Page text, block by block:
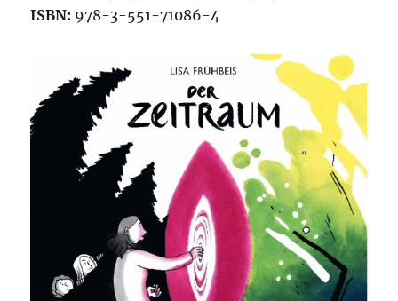
ISBN: 978-3-551-71086-4